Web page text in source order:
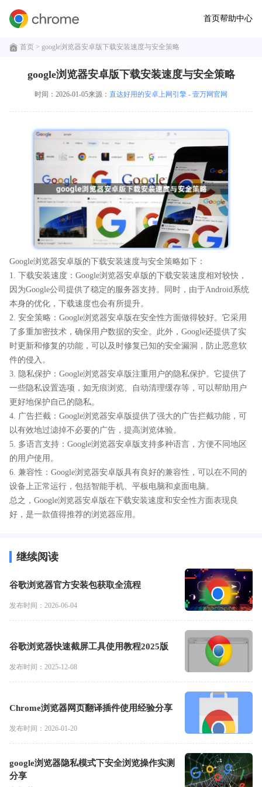
首页帮助中心
首页 > google浏览器安卓版下载安装速度与安全策略
google浏览器安卓版下载安装速度与安全策略
时间：2026-01-05来源： 直达好用的安卓上网引擎 - 壹万网官网
Google浏览器安卓版的下载安装速度与安全策略如下：
1. 下载安装速度：Google浏览器安卓版的下载安装速度相对较快，
因为Google公司提供了稳定的服务器支持。同时，由于Android系统
本身的优化，下载速度也会有所提升。
2. 安全策略：Google浏览器安卓版在安全性方面做得较好。它采用
了多重加密技术，确保用户数据的安全。此外，Google还提供了实
时更新和修复的功能，可以及时修复已知的安全漏洞，防止恶意软
件的侵入。
3. 隐私保护：Google浏览器安卓版注重用户的隐私保护。它提供了
一些隐私设置选项，如无痕浏览、自动清理缓存等，可以帮助用户
更好地保护自己的隐私。
4. 广告拦截：Google浏览器安卓版提供了强大的广告拦截功能，可
以有效地过滤掉不必要的广告，提高浏览体验。
5. 多语言支持：Google浏览器安卓版支持多种语言，方便不同地区
的用户使用。
6. 兼容性：Google浏览器安卓版具有良好的兼容性，可以在不同的
设备上正常运行，包括智能手机、平板电脑和桌面电脑。
总之，Google浏览器安卓版在下载安装速度和安全性方面表现良
好，是一款值得推荐的浏览器应用。
继续阅读
谷歌浏览器官方安装包获取全流程
发布时间：2026-06-04
谷歌浏览器快速截屏工具使用教程2025版
发布时间：2025-12-08
Chrome浏览器网页翻译插件使用经验分享
发布时间：2026-01-20
google浏览器隐私模式下安全浏览操作实测
分享